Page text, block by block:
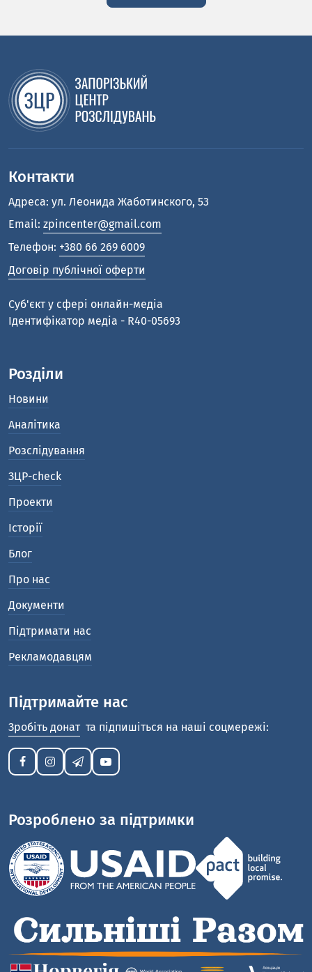
Контакти
Адреса: ул. Леонида Жаботинского, 53
Email: zpincenter@gmail.com
Телефон: +380 66 269 6009
Договір публічної оферти
Cуб'єкт у сфері онлайн-медіа
Ідентифікатор медіа - R40-05693
Розділи
Новини
Аналітика
Розслідування
ЗЦР-check
Проекти
Історії
Блог
Про нас
Документи
Підтримати нас
Рекламодавцям
Підтримайте нас
Зробіть донат та підпишіться на наші соцмережі:
Розроблено за підтримки